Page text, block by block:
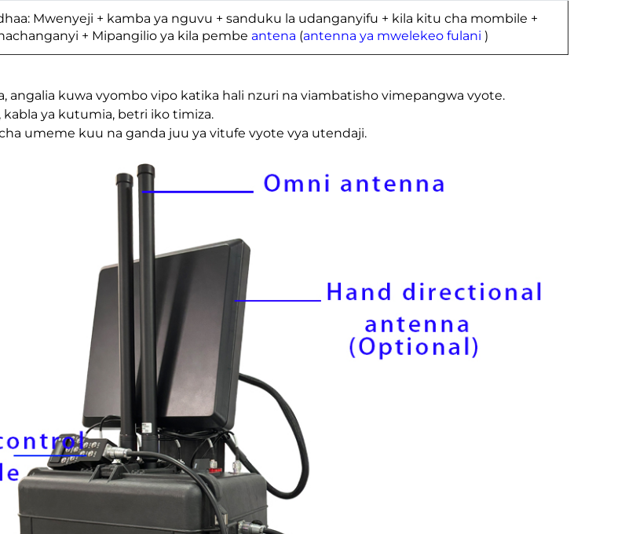
Mwenyeji + kamba ya nguvu + sanduku la udanganyifu + kila kitu cha mombile +
+ Mipangilio ya kila pembe antena (antenna ya mwelekeo fulani )
angalia kuwa vyombo vipo katika hali nzuri na viambatisho vimepangwa vyote.
kabla ya kutumia, betri iko timiza.
umeme kuu na ganda juu ya vitufe vyote vya utendaji.